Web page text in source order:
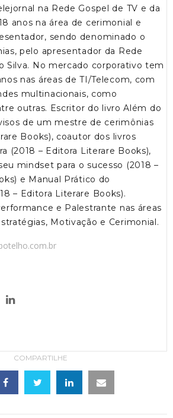
na Rede Gospel de TV e da
anos na área de cerimonial e
sendo denominado o
pelo apresentador da Rede
Silva. No mercado corporativo tem
nas áreas de TI/Telecom, com
multinacionais, como
outras. Escritor do livro Além do
de um mestre de cerimônias
Books), coautor dos livros
(2018 – Editora Literare Books),
mindset para o sucesso (2018 –
e Manual Prático do
– Editora Literare Books).
e Palestrante nas áreas
Motivação e Cerimonial.
COMPARTILHE